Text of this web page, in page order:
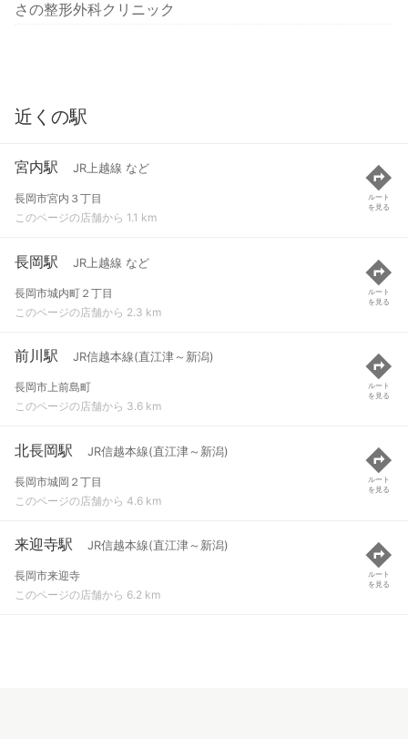
さの整形外科クリニック
近くの駅
宮内駅 JR上越線 など
長岡市宮内３丁目
このページの店舗から 1.1 km
ルート
を見る
長岡駅 JR上越線 など
長岡市城内町２丁目
このページの店舗から 2.3 km
ルート
を見る
前川駅 JR信越本線(直江津～新潟)
長岡市上前島町
このページの店舗から 3.6 km
ルート
を見る
北長岡駅 JR信越本線(直江津～新潟)
長岡市城岡２丁目
このページの店舗から 4.6 km
ルート
を見る
来迎寺駅 JR信越本線(直江津～新潟)
長岡市来迎寺
このページの店舗から 6.2 km
ルート
を見る